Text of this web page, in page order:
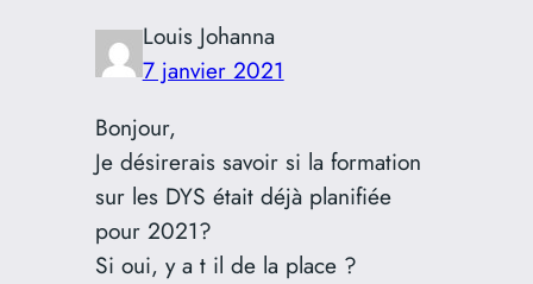
Louis Johanna
7 janvier 2021
Bonjour,
Je désirerais savoir si la formation
sur les DYS était déjà planifiée
pour 2021?
Si oui, y a t il de la place ?